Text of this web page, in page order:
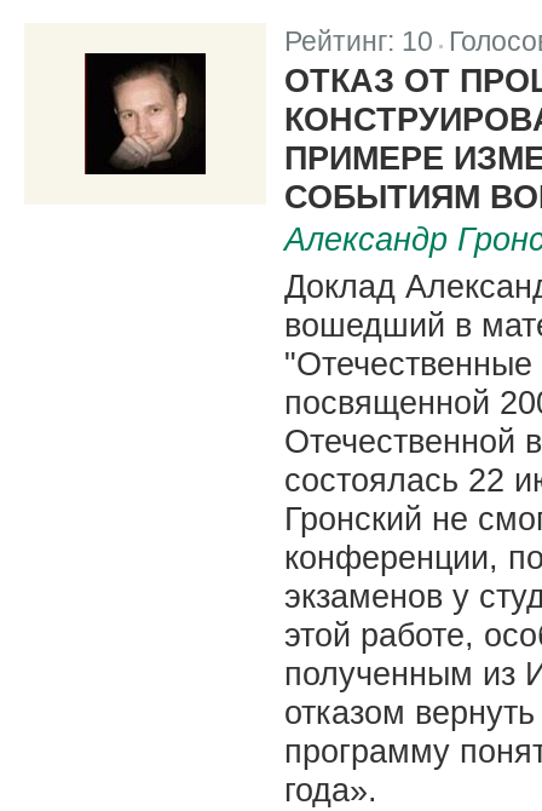
Рейтинг: 10
ОТКАЗ ОТ
ПРИМЕРЕ
СОБЫТИЯМ
Александр
Доклад
вошедший в
посвященной
Отечественной
состоялась 22
Гронский не
конференции,
экзаменов у
этой работе,
полученным из
отказом
программу
года».